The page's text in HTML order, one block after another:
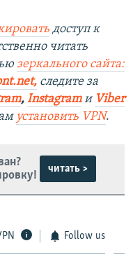
доступ к
читать
зеркального сайта:
следите за
, Instagramи Viber
установить VPN.
читать >
Follow us